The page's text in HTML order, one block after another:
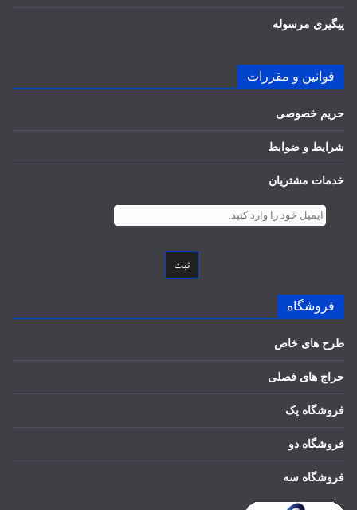
پیگیری مرسوله
قوانین و مقررات
حریم خصوصی
شرایط و ضوابط
خدمات مشتریان
ثبت
فروشگاه
طرح های خاص
حراج های فصلی
فروشگاه یک
فروشگاه دو
فروشگاه سه